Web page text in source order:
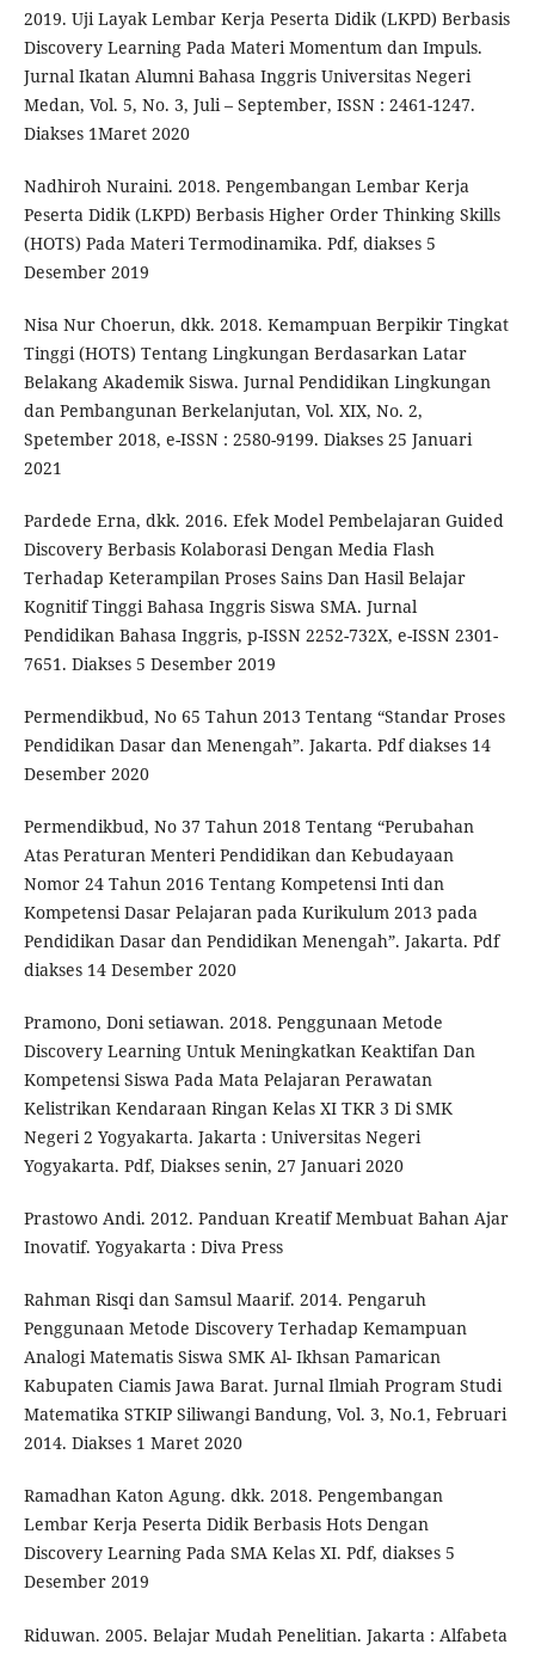
2019. Uji Layak Lembar Kerja Peserta Didik (LKPD) Berbasis
Discovery Learning Pada Materi Momentum dan Impuls.
Jurnal Ikatan Alumni Bahasa Inggris Universitas Negeri
Medan, Vol. 5, No. 3, Juli – September, ISSN : 2461-1247.
Diakses 1Maret 2020
Nadhiroh Nuraini. 2018. Pengembangan Lembar Kerja
Peserta Didik (LKPD) Berbasis Higher Order Thinking Skills
(HOTS) Pada Materi Termodinamika. Pdf, diakses 5
Desember 2019
Nisa Nur Choerun, dkk. 2018. Kemampuan Berpikir Tingkat
Tinggi (HOTS) Tentang Lingkungan Berdasarkan Latar
Belakang Akademik Siswa. Jurnal Pendidikan Lingkungan
dan Pembangunan Berkelanjutan, Vol. XIX, No. 2,
Spetember 2018, e-ISSN : 2580-9199. Diakses 25 Januari
2021
Pardede Erna, dkk. 2016. Efek Model Pembelajaran Guided
Discovery Berbasis Kolaborasi Dengan Media Flash
Terhadap Keterampilan Proses Sains Dan Hasil Belajar
Kognitif Tinggi Bahasa Inggris Siswa SMA. Jurnal
Pendidikan Bahasa Inggris, p-ISSN 2252-732X, e-ISSN 2301-
7651. Diakses 5 Desember 2019
Permendikbud, No 65 Tahun 2013 Tentang “Standar Proses
Pendidikan Dasar dan Menengah”. Jakarta. Pdf diakses 14
Desember 2020
Permendikbud, No 37 Tahun 2018 Tentang “Perubahan
Atas Peraturan Menteri Pendidikan dan Kebudayaan
Nomor 24 Tahun 2016 Tentang Kompetensi Inti dan
Kompetensi Dasar Pelajaran pada Kurikulum 2013 pada
Pendidikan Dasar dan Pendidikan Menengah”. Jakarta. Pdf
diakses 14 Desember 2020
Pramono, Doni setiawan. 2018. Penggunaan Metode
Discovery Learning Untuk Meningkatkan Keaktifan Dan
Kompetensi Siswa Pada Mata Pelajaran Perawatan
Kelistrikan Kendaraan Ringan Kelas XI TKR 3 Di SMK
Negeri 2 Yogyakarta. Jakarta : Universitas Negeri
Yogyakarta. Pdf, Diakses senin, 27 Januari 2020
Prastowo Andi. 2012. Panduan Kreatif Membuat Bahan Ajar
Inovatif. Yogyakarta : Diva Press
Rahman Risqi dan Samsul Maarif. 2014. Pengaruh
Penggunaan Metode Discovery Terhadap Kemampuan
Analogi Matematis Siswa SMK Al- Ikhsan Pamarican
Kabupaten Ciamis Jawa Barat. Jurnal Ilmiah Program Studi
Matematika STKIP Siliwangi Bandung, Vol. 3, No.1, Februari
2014. Diakses 1 Maret 2020
Ramadhan Katon Agung. dkk. 2018. Pengembangan
Lembar Kerja Peserta Didik Berbasis Hots Dengan
Discovery Learning Pada SMA Kelas XI. Pdf, diakses 5
Desember 2019
Riduwan. 2005. Belajar Mudah Penelitian. Jakarta : Alfabeta